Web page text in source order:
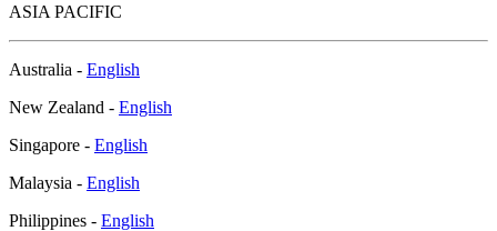
ASIA PACIFIC
Australia - English
New Zealand - English
Singapore - English
Malaysia - English
Philippines - English